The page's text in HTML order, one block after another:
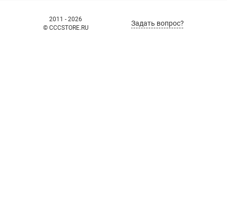
2011 - 2026
© CCCSTORE.RU
Задать вопрос?